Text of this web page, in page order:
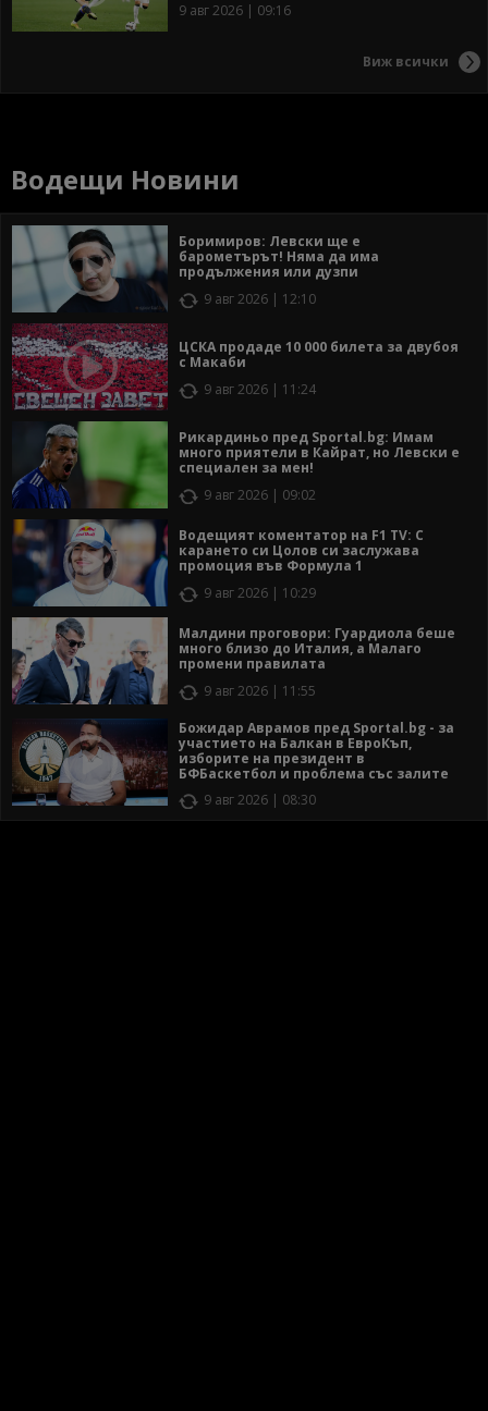
9 авг 2026 | 09:16
Виж всички
Водещи Новини
Боримиров: Левски ще е
барометърът! Няма да има
продължения или дузпи
9 авг 2026 | 12:10
ЦСКА продаде 10 000 билета за двубоя
с Макаби
9 авг 2026 | 11:24
Рикардиньо пред Sportal.bg: Имам
много приятели в Кайрат, но Левски е
специален за мен!
9 авг 2026 | 09:02
Водещият коментатор на F1 TV: С
карането си Цолов си заслужава
промоция във Формула 1
9 авг 2026 | 10:29
Малдини проговори: Гуардиола беше
много близо до Италия, а Малаго
промени правилата
9 авг 2026 | 11:55
Божидар Аврамов пред Sportal.bg - за
участието на Балкан в ЕвроКъп,
изборите на президент в
БФБаскетбол и проблема със залите
9 авг 2026 | 08:30